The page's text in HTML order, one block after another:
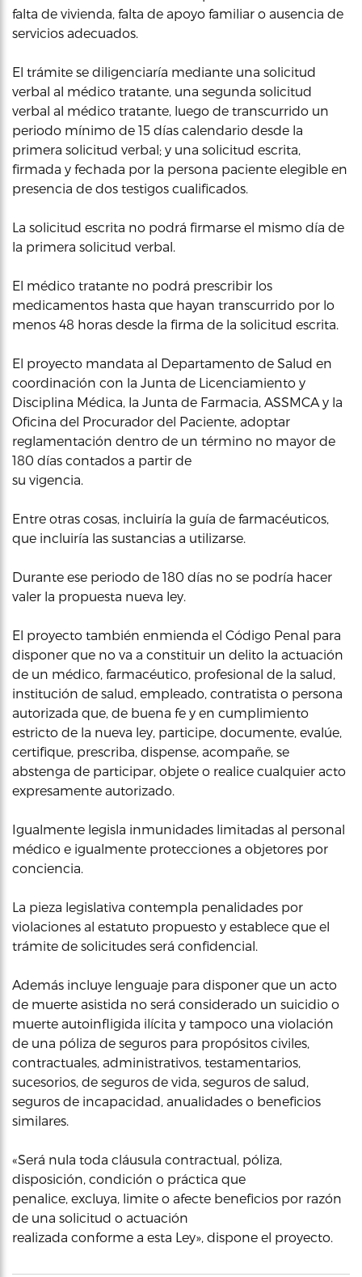
falta de vivienda, falta de apoyo familiar o ausencia de
servicios adecuados.
El trámite se diligenciaría mediante una solicitud
verbal al médico tratante, una segunda solicitud
verbal al médico tratante, luego de transcurrido un
periodo mínimo de 15 días calendario desde la
primera solicitud verbal; y una solicitud escrita,
firmada y fechada por la persona paciente elegible en
presencia de dos testigos cualificados.
La solicitud escrita no podrá firmarse el mismo día de
la primera solicitud verbal.
El médico tratante no podrá prescribir los
medicamentos hasta que hayan transcurrido por lo
menos 48 horas desde la firma de la solicitud escrita.
El proyecto mandata al Departamento de Salud en
coordinación con la Junta de Licenciamiento y
Disciplina Médica, la Junta de Farmacia, ASSMCA y la
Oficina del Procurador del Paciente, adoptar
reglamentación dentro de un término no mayor de
180 días contados a partir de
su vigencia.
Entre otras cosas, incluiría la guía de farmacéuticos,
que incluiría las sustancias a utilizarse.
Durante ese periodo de 180 días no se podría hacer
valer la propuesta nueva ley.
El proyecto también enmienda el Código Penal para
disponer que no va a constituir un delito la actuación
de un médico, farmacéutico, profesional de la salud,
institución de salud, empleado, contratista o persona
autorizada que, de buena fe y en cumplimiento
estricto de la nueva ley, participe, documente, evalúe,
certifique, prescriba, dispense, acompañe, se
abstenga de participar, objete o realice cualquier acto
expresamente autorizado.
Igualmente legisla inmunidades limitadas al personal
médico e igualmente protecciones a objetores por
conciencia.
La pieza legislativa contempla penalidades por
violaciones al estatuto propuesto y establece que el
trámite de solicitudes será confidencial.
Además incluye lenguaje para disponer que un acto
de muerte asistida no será considerado un suicidio o
muerte autoinfligida ilícita y tampoco una violación
de una póliza de seguros para propósitos civiles,
contractuales, administrativos, testamentarios,
sucesorios, de seguros de vida, seguros de salud,
seguros de incapacidad, anualidades o beneficios
similares.
«Será nula toda cláusula contractual, póliza,
disposición, condición o práctica que
penalice, excluya, limite o afecte beneficios por razón
de una solicitud o actuación
realizada conforme a esta Ley», dispone el proyecto.